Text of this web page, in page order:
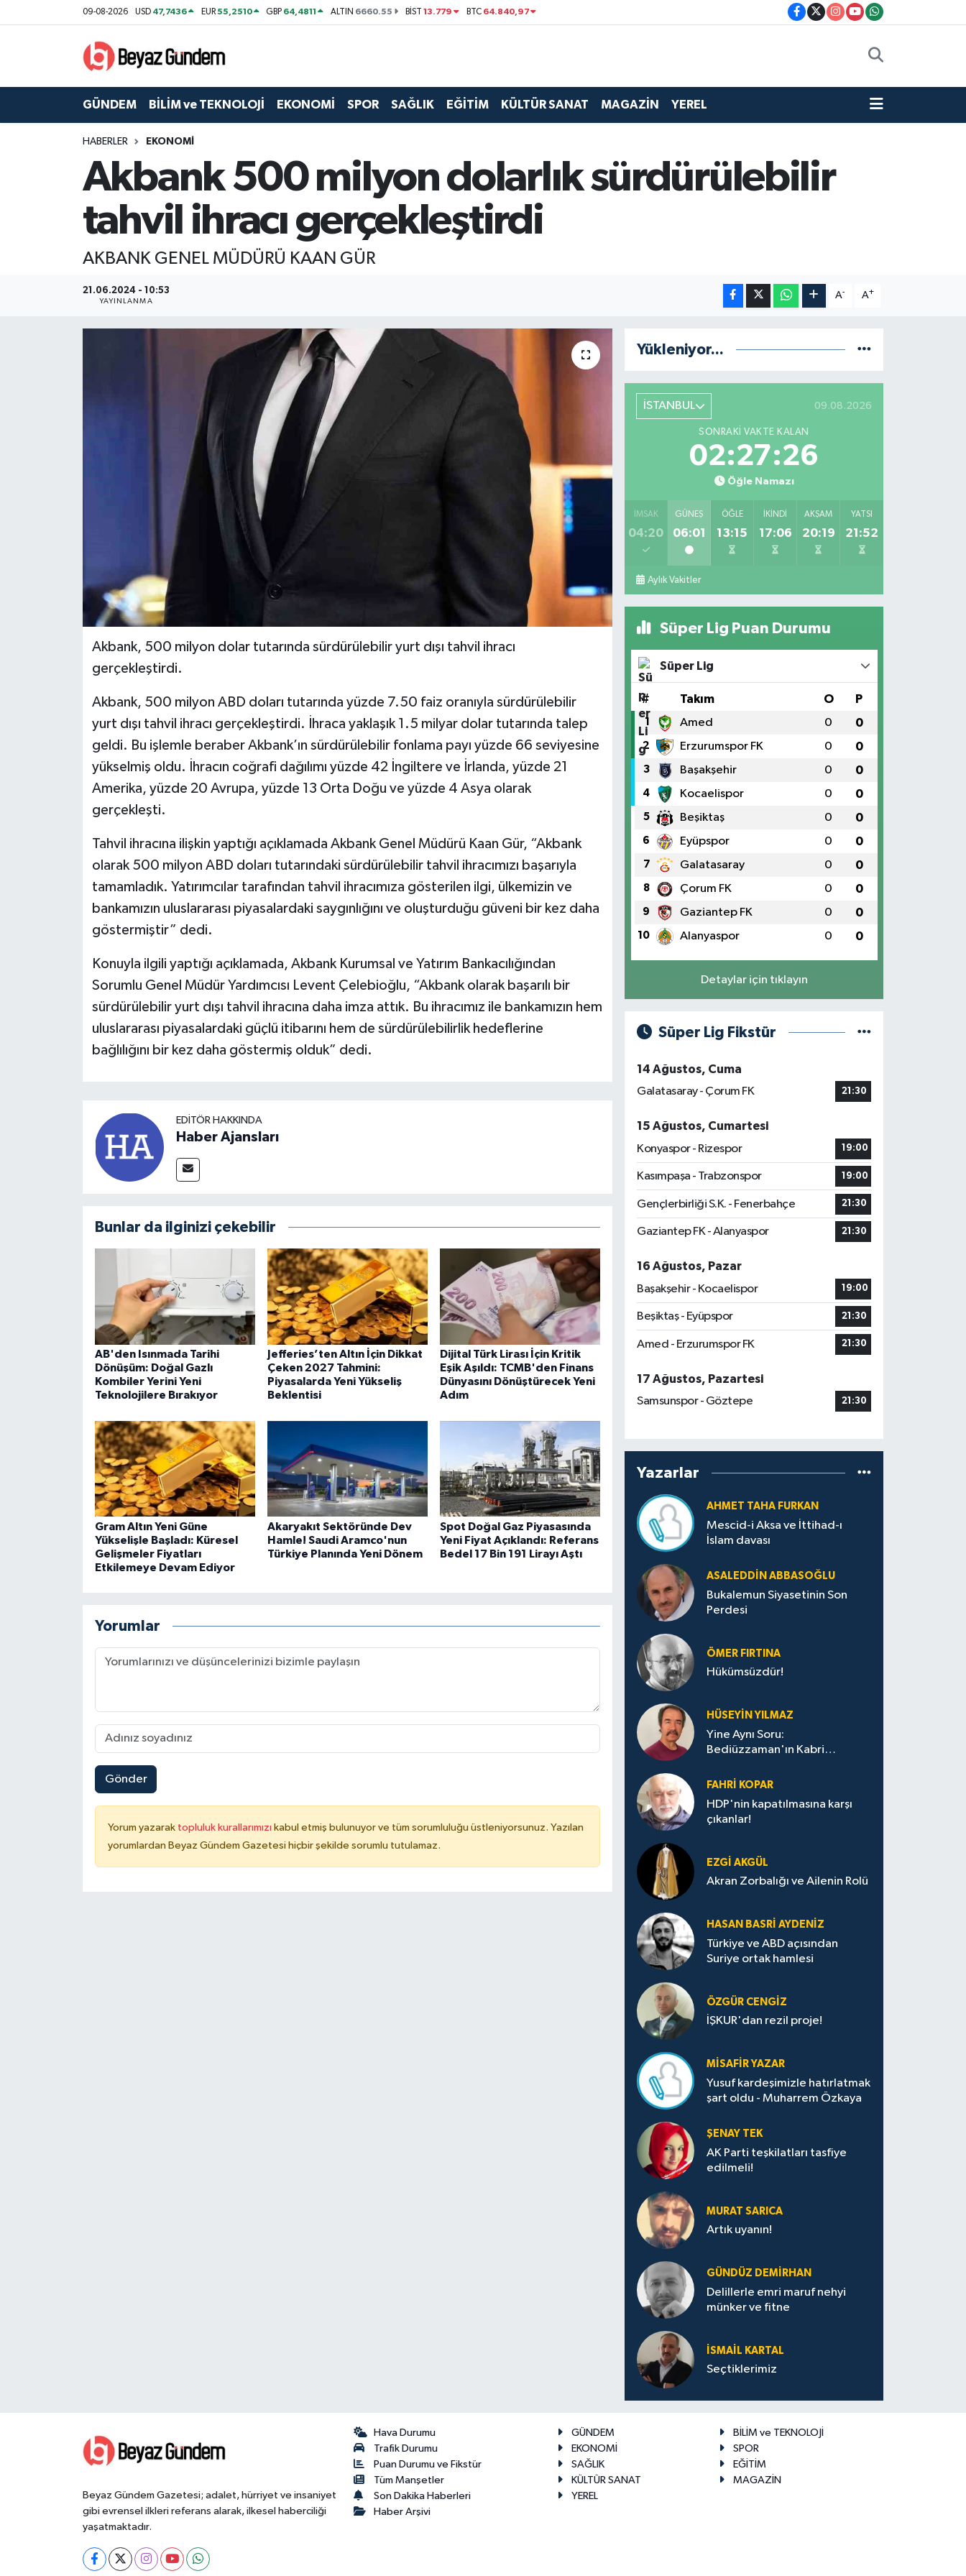
09-08-2026 USD 47,7436 EUR55,2510 GBP 64,4811 ALTIN 6660.55 BİST13.779 BTC 64.840,97
GÜNDEM BİLİM ve TEKNOLOJİ EKONOMİ SPOR SAĞLIK EĞİTİM KÜLTÜR SANAT MAGAZİN YEREL
HABERLER EKONOMİ
Akbank 500 milyon dolarlık sürdürülebilir
tahvil ihracı gerçekleştirdi
AKBANK GENEL MÜDÜRÜ KAAN GÜR
21.06.2024 - 10:53
YAYINLANMA
A- A+
Akbank, 500 milyon dolar tutarında sürdürülebilir yurt dışı tahvil ihracı
gerçekleştirdi.
Akbank, 500 milyon ABD doları tutarında yüzde 7.50 faiz oranıyla sürdürülebilir
yurt dışı tahvil ihracı gerçekleştirdi. İhraca yaklaşık 1.5 milyar dolar tutarında talep
geldi. Bu işlemle beraber Akbank’ın sürdürülebilir fonlama payı yüzde 66 seviyesine
yükselmiş oldu. İhracın coğrafi dağılımı yüzde 42 İngiltere ve İrlanda, yüzde 21
Amerika, yüzde 20 Avrupa, yüzde 13 Orta Doğu ve yüzde 4 Asya olarak
gerçekleşti.
Tahvil ihracına ilişkin yaptığı açıklamada Akbank Genel Müdürü Kaan Gür, “Akbank
olarak 500 milyon ABD doları tutarındaki sürdürülebilir tahvil ihracımızı başarıyla
tamamladık. Yatırımcılar tarafından tahvil ihracımıza gösterilen ilgi, ülkemizin ve
bankamızın uluslararası piyasalardaki saygınlığını ve oluşturduğu güveni bir kez daha
göstermiştir” dedi.
Konuyla ilgili yaptığı açıklamada, Akbank Kurumsal ve Yatırım Bankacılığından
Sorumlu Genel Müdür Yardımcısı Levent Çelebioğlu, “Akbank olarak başarılı bir
sürdürülebilir yurt dışı tahvil ihracına daha imza attık. Bu ihracımız ile bankamızın hem
uluslararası piyasalardaki güçlü itibarını hem de sürdürülebilirlik hedeflerine
bağlılığını bir kez daha göstermiş olduk” dedi.
EDITÖR HAKKINDA
Haber Ajansları
Bunlar da ilginizi çekebilir
AB'den Isınmada Tarihi
Dönüşüm: Doğal Gazlı
Kombiler Yerini Yeni
Teknolojilere Bırakıyor
Jefferies’ten Altın İçin Dikkat
Çeken 2027 Tahmini:
Piyasalarda Yeni Yükseliş
Beklentisi
Dijital Türk Lirası İçin Kritik
Eşik Aşıldı: TCMB'den Finans
Dünyasını Dönüştürecek Yeni
Adım
Gram Altın Yeni Güne
Yükselişle Başladı: Küresel
Gelişmeler Fiyatları
Etkilemeye Devam Ediyor
Akaryakıt Sektöründe Dev
Hamle! Saudi Aramco'nun
Türkiye Planında Yeni Dönem
Spot Doğal Gaz Piyasasında
Yeni Fiyat Açıklandı: Referans
Bedel 17 Bin 191 Lirayı Aştı
Yorumlar
Gönder
Yorum yazarak topluluk kurallarımızı kabul etmiş bulunuyor ve tüm sorumluluğu üstleniyorsunuz. Yazılan
yorumlardan Beyaz Gündem Gazetesi hiçbir şekilde sorumlu tutulamaz.
Yükleniyor...
İSTANBUL 09.08.2026
SONRAKI VAKTE KALAN
02:27:25
Öğle Namazı
İMSAK
04:20
GÜNEŞ
06:01
ÖĞLE
13:15
İKINDI
17:06
AKŞAM
20:19
YATSI
21:52
Aylık Vakitler
Süper Lig Puan Durumu
Süper Lig
# Takım O P
1 Amed 0 0
2 Erzurumspor FK 0 0
3 Başakşehir 0 0
4 Kocaelispor 0 0
5 Beşiktaş 0 0
6 Eyüpspor 0 0
7 Galatasaray 0 0
8 Çorum FK 0 0
9 Gaziantep FK 0 0
10 Alanyaspor 0 0
Detaylar için tıklayın
Süper Lig Fikstür
14 Ağustos, Cuma
Galatasaray - Çorum FK
21:30
15 Ağustos, Cumartesi
Konyaspor - Rizespor
19:00
Kasımpaşa - Trabzonspor 19:00
Gençlerbirliği S.K. - Fenerbahçe 21:30
Gaziantep FK - Alanyaspor 21:30
16 Ağustos, Pazar
Başakşehir - Kocaelispor
19:00
Beşiktaş - Eyüpspor 21:30
Amed - Erzurumspor FK 21:30
17 Ağustos, Pazartesi
Samsunspor - Göztepe
21:30
Yazarlar
AHMET TAHA FURKAN
Mescid-i Aksa ve İttihad-ı
İslam davası
ASALEDDIN ABBASOĞLU
Bukalemun Siyasetinin Son
Perdesi
ÖMER FIRTINA
Hükümsüzdür!
HÜSEYIN YILMAZ
Yine Aynı Soru:
Bediüzzaman'ın Kabri
FAHRI KOPAR
HDP'nin kapatılmasına karşı
çıkanlar!
EZGI AKGÜL
Akran Zorbalığı ve Ailenin Rolü
HASAN BASRI AYDENIZ
Türkiye ve ABD açısından
Suriye ortak hamlesi
ÖZGÜR CENGIZ
İŞKUR'dan rezil proje!
MISAFIR YAZAR
Yusuf kardeşimizle hatırlatmak
şart oldu - Muharrem Özkaya
ŞENAY TEK
AK Parti teşkilatları tasfiye
edilmeli!
MURAT SARICA
Artık uyanın!
GÜNDÜZ DEMIRHAN
Delillerle emri maruf nehyi
münker ve fitne
İSMAIL KARTAL
Seçtiklerimiz
Beyaz Gündem Gazetesi; adalet, hürriyet ve insaniyet
gibi evrensel ilkleri referans alarak, ilkesel haberciliği
yaşatmaktadır.
Hava Durumu
Trafik Durumu
Puan Durumu ve Fikstür
Tüm Manşetler
Son Dakika Haberleri
Haber Arşivi
GÜNDEM
BİLİM ve TEKNOLOJİ
EKONOMİ
SPOR
SAĞLIK
EĞİTİM
KÜLTÜR SANAT
MAGAZİN
YEREL
GÜNDEM
BİLİM ve TEKNOLOJİ
Hava Durumu
Trafik Durumu
Tüm Manşetler
Haber Arşivi